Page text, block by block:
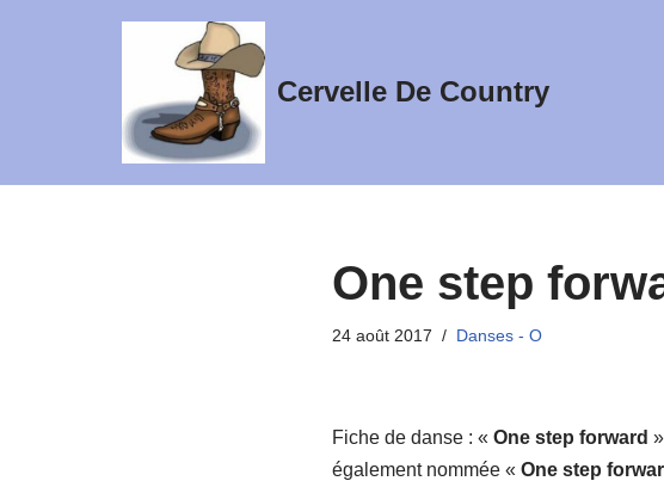
Cervelle De Country
One step
24 août 2017 Danses - O
Fiche de danse : « One step forward
également nommée « One step